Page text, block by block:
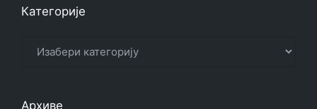
Категорије
Архиве